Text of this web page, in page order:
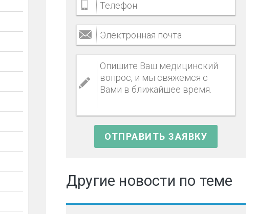
Другие новости по теме